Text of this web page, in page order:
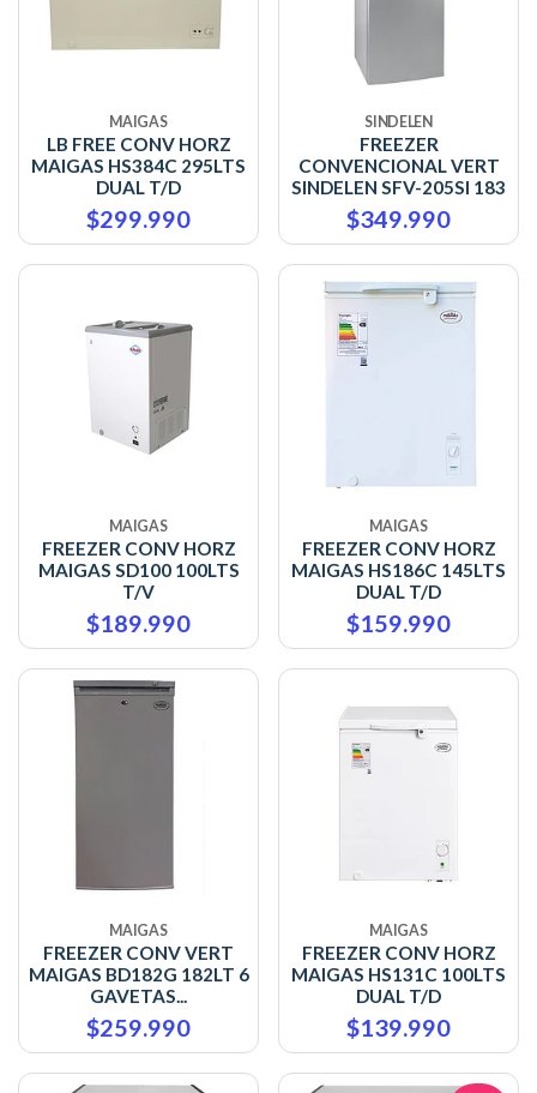
MAIGAS
LB FREE CONV HORZ
MAIGAS HS384C 295LTS
DUAL T/D
$299.990
SINDELEN
FREEZER
CONVENCIONAL VERT
SINDELEN SFV-205SI 183
$349.990
MAIGAS
FREEZER CONV HORZ
MAIGAS SD100 100LTS
T/V
$189.990
MAIGAS
FREEZER CONV HORZ
MAIGAS HS186C 145LTS
DUAL T/D
$159.990
MAIGAS
FREEZER CONV VERT
MAIGAS BD182G 182LT 6
GAVETAS...
$259.990
MAIGAS
FREEZER CONV HORZ
MAIGAS HS131C 100LTS
DUAL T/D
$139.990